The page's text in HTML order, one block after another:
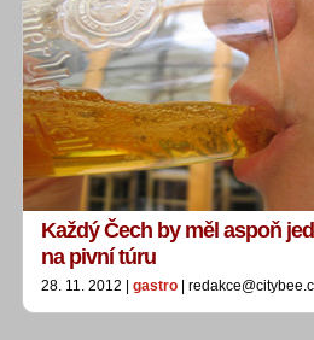
Každý Čech by měl aspoň
na pivní túru
28. 11. 2012 | gastro |